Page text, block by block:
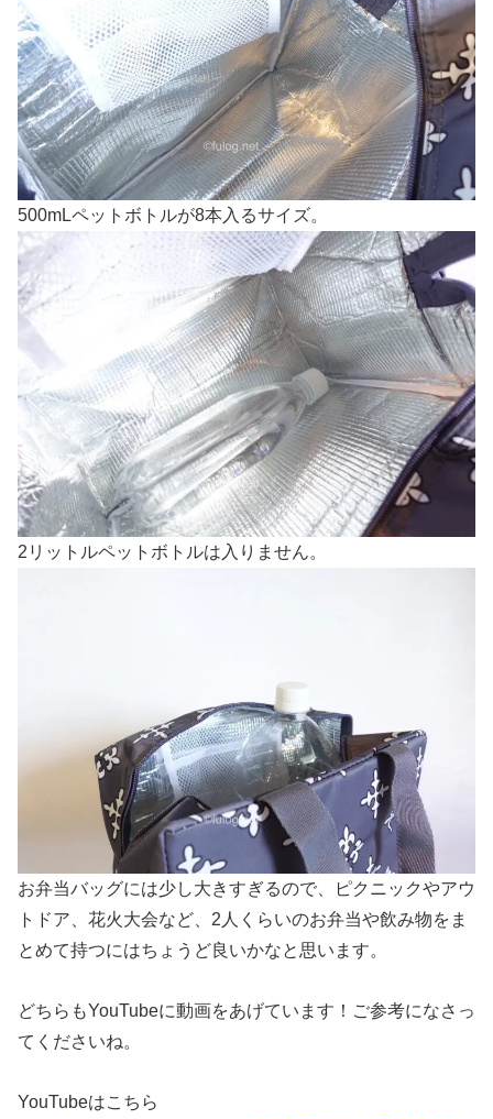
500mLペットボトルが8本入るサイズ。
2リットルペットボトルは入りません。
お弁当バッグには少し大きすぎるので、ピクニックやアウ
トドア、花火大会など、2人くらいのお弁当や飲み物をま
とめて持つにはちょうど良いかなと思います。
どちらもYouTubeに動画をあげています！ご参考になさっ
てくださいね。
YouTubeはこちら